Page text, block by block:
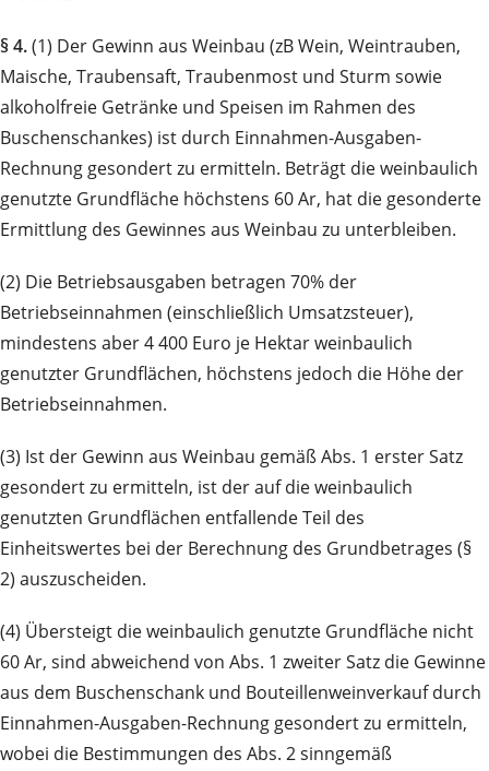
§ 4.(1) Der Gewinn aus Weinbau (zB Wein, Weintrauben,
Maische, Traubensaft, Traubenmost und Sturm sowie
alkoholfreie Getränke und Speisen im Rahmen des
Buschenschankes) ist durch Einnahmen-Ausgaben-
Rechnung gesondert zu ermitteln. Beträgt die weinbaulich
genutzte Grundfläche höchstens 60 Ar, hat die gesonderte
Ermittlung des Gewinnes aus Weinbau zu unterbleiben.
(2) Die Betriebsausgaben betragen 70% der
Betriebseinnahmen (einschließlich Umsatzsteuer),
mindestens aber 4 400 Euro je Hektar weinbaulich
genutzter Grundflächen, höchstens jedoch die Höhe der
Betriebseinnahmen.
(3) Ist der Gewinn aus Weinbau gemäß Abs. 1 erster Satz
gesondert zu ermitteln, ist der auf die weinbaulich
genutzten Grundflächen entfallende Teil des
Einheitswertes bei der Berechnung des Grundbetrages (§
2) auszuscheiden.
(4) Übersteigt die weinbaulich genutzte Grundfläche nicht
60 Ar, sind abweichend von Abs. 1 zweiter Satz die Gewinne
aus dem Buschenschank und Bouteillenweinverkauf durch
Einnahmen-Ausgaben-Rechnung gesondert zu ermitteln,
wobei die Bestimmungen des Abs. 2 sinngemäß